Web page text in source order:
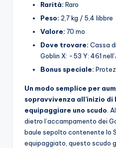
Rarità: Raro
Peso: 2,7 kg / 5,4 libbre
Valore: 70 mo
Dove trovare: Cassa
Goblin X: -53 Y: 461
Bonus speciale:
Un modo semplice per
sopravvivenza all’inizio di
equipaggiare uno scudo.
dietro l’accampamento dei
baule sepolto contenente lo
equipaggiato, questo scudo